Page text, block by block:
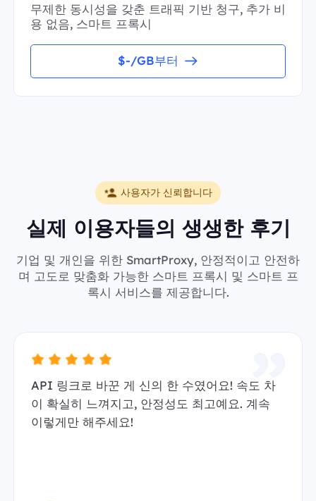
무제한 동시성을 갖춘 트래픽 기반 청구, 추가 비
용 없음, 스마트 프록시
$-/GB부터
사용자가 신뢰합니다
실제 이용자들의 생생한 후기
기업 및 개인을 위한 SmartProxy, 안정적이고 안전하
며 고도로 맞춤화 가능한 스마트 프록시 및 스마트 프
록시 서비스를 제공합니다.
API 링크로 바꾼 게 신의 한 수였어요! 속도 차
이 확실히 느껴지고, 안정성도 최고예요. 계속
이렇게만 해주세요!